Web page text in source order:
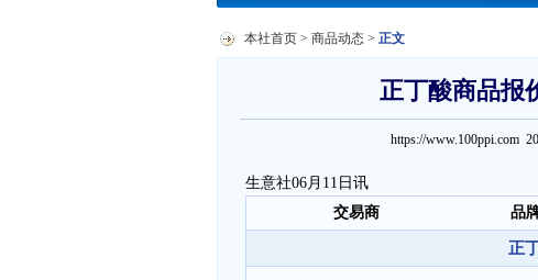
本社首页 > 商品动态 > 正文
正丁酸商品报
https://www.100ppi.com
生意社06月11日讯
交易商
品
正